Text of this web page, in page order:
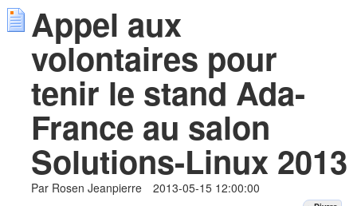
Appel aux
volontaires pour
tenir le stand Ada-
France au salon
Solutions-Linux 2013
Par Rosen Jeanpierre 2013-05-15 12:00:00